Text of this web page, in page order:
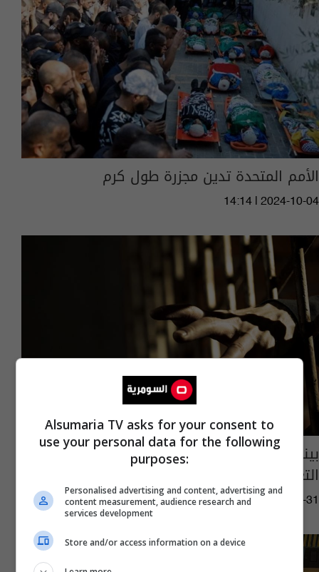
الأمم المتحدة تدين مجزرة طول كرم
14:14 | 2024-10-04
بينها الإيهام بالغرق والكلاب.. تقرير أممي عن
التعذيب بسجون إسرائيل
10:24 | 2024-07-31
Alsumaria TV asks for your consent to
use your personal data for the following
purposes:
Personalised advertising and content, advertising and
content measurement, audience research and
services development
Store and/or access information on a device